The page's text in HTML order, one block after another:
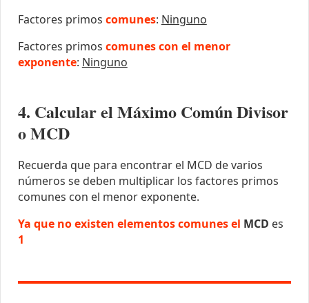
Factores primos comunes: Ninguno
Factores primos comunes con el menor
exponente: Ninguno
4. Calcular el Máximo Común Divisor
o MCD
Recuerda que para encontrar el MCD de varios
números se deben multiplicar los factores primos
comunes con el menor exponente.
Ya que no existen elementos comunes el MCD es
1